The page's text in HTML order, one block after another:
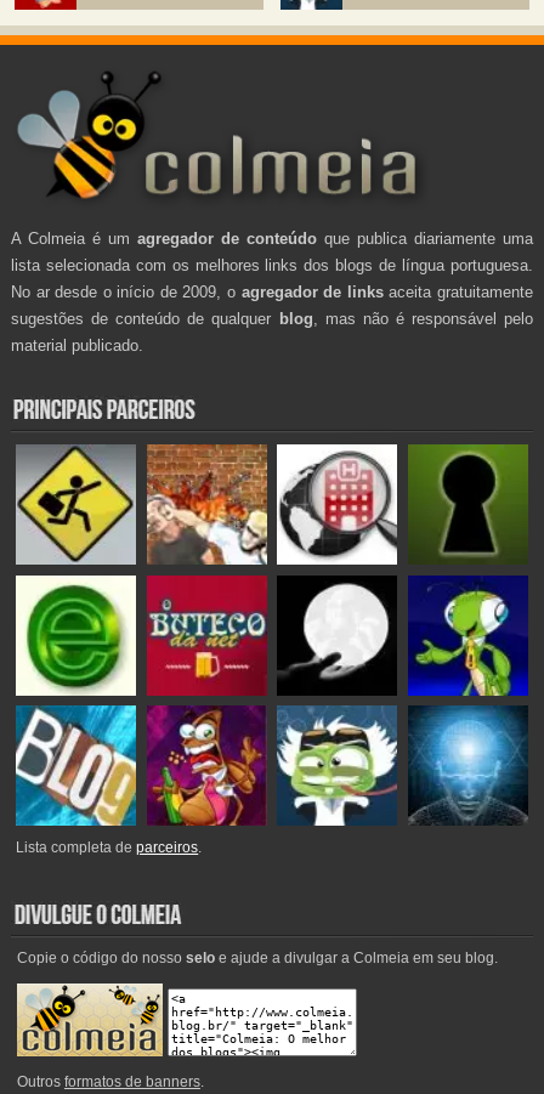
A Colmeia é um agregador de conteúdo que publica diariamente uma
lista selecionada com os melhores links dos blogs de língua portuguesa.
No ar desde o início de 2009, o agregador de linksaceita gratuitamente
sugestões de conteúdo de qualquer blog , mas não é responsável pelo
material publicado.
Lista completa deparceiros.
Copie o código do nosso seloe ajude a divulgar a Colmeia em seu blog.
Outros formatos de banners.